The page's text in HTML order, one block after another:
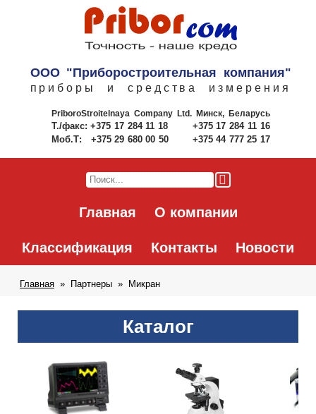
ООО "Приборостроительная компания"
приборы и средства измерения
PriboroStroitelnaya Company Ltd.Минск, Беларусь
Т./факс: +375 17 284 11 18
+375 17 284 11 16
Моб.Т:
+375 29 680 00 50 +375 44 777 25 17
Главная О компании
Классификация Контакты Новости
Главная Партнеры Микран
Каталог